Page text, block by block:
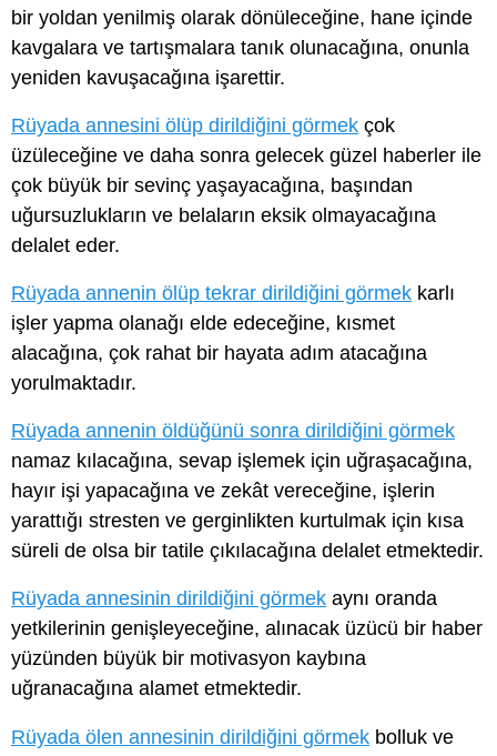
bir yoldan yenilmiş olarak dönüleceğine, hane içinde
kavgalara ve tartışmalara tanık olunacağına, onunla
yeniden kavuşacağına işarettir.
Rüyada annesini ölüp dirildiğini görmek çok
üzüleceğine ve daha sonra gelecek güzel haberler ile
çok büyük bir sevinç yaşayacağına, başından
uğursuzlukların ve belaların eksik olmayacağına
delalet eder.
Rüyada annenin ölüp tekrar dirildiğini görmek karlı
işler yapma olanağı elde edeceğine, kısmet
alacağına, çok rahat bir hayata adım atacağına
yorulmaktadır.
Rüyada annenin öldüğünü sonra dirildiğini görmek
namaz kılacağına, sevap işlemek için uğraşacağına,
hayır işi yapacağına ve zekât vereceğine, işlerin
yarattığı stresten ve gerginlikten kurtulmak için kısa
süreli de olsa bir tatile çıkılacağına delalet etmektedir.
Rüyada annesinin dirildiğini görmek aynı oranda
yetkilerinin genişleyeceğine, alınacak üzücü bir haber
yüzünden büyük bir motivasyon kaybına
uğranacağına alamet etmektedir.
Rüyada ölen annesinin dirildiğini görmek bolluk ve